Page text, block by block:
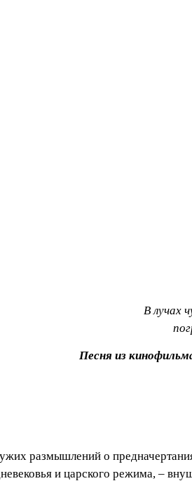
В лучах
Песня из
размышлений о
и царского режима, –